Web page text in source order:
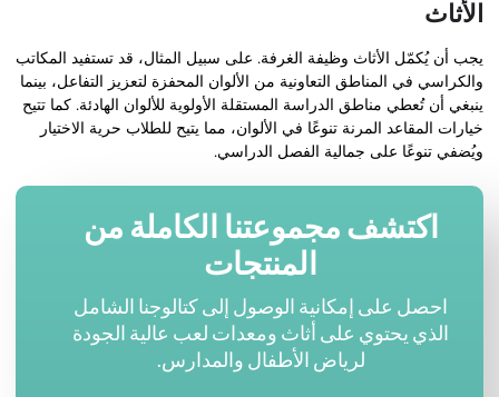
الأثاث
يجب أن يُكمّل الأثاث وظيفة الغرفة. على سبيل المثال، قد تستفيد المكاتب
والكراسي في المناطق التعاونية من الألوان المحفزة لتعزيز التفاعل، بينما
ينبغي أن تُعطي مناطق الدراسة المستقلة الأولوية للألوان الهادئة. كما تتيح
خيارات المقاعد المرنة تنوعًا في الألوان، مما يتيح للطلاب حرية الاختيار
ويُضفي تنوعًا على جمالية الفصل الدراسي.
اكتشف مجموعتنا الكاملة من
المنتجات
احصل على إمكانية الوصول إلى كتالوجنا الشامل
الذي يحتوي على أثاث ومعدات لعب عالية الجودة
لرياض الأطفال والمدارس.